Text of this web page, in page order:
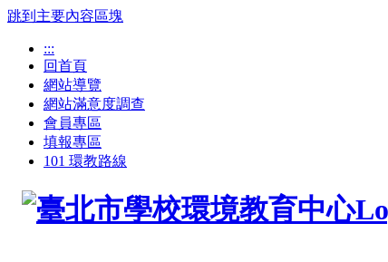
跳到主要內容區塊
:::
回首頁
網站導覽
網站滿意度調查
會員專區
填報專區
101 環教路線